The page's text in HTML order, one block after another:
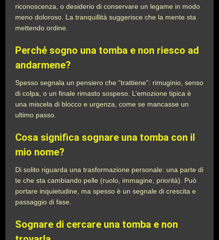
riconoscenza, o desiderio di conservare un legame in modo
meno doloroso. La tranquillità suggerisce che la mente sta
mettendo ordine.
Perché sogno una tomba e non riesco ad
andarmene?
Spesso segnala un pensiero che “trattiene”: rimuginio, senso
di colpa, o un finale rimasto sospeso. L’emozione tipica è
una miscela di blocco e urgenza, come se mancasse un
ultimo passo.
Cosa significa sognare una tomba con il
mio nome?
Di solito riguarda una trasformazione personale: una parte di
te che sta cambiando pelle (ruolo, immagine, priorità). Può
portare inquietudine, ma spesso è un segnale di crescita e
passaggio di fase.
Sognare di cercare una tomba e non